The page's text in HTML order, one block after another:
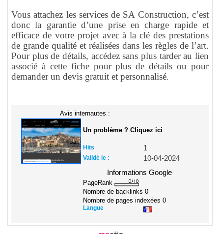
Vous attachez les services de SA Construction, c’est
donc la garantie d’une prise en charge rapide et
efficace de votre projet avec à la clé des prestations
de grande qualité et réalisées dans les règles de l’art.
Pour plus de détails, accédez sans plus tarder au lien
associé à cette fiche pour plus de détails ou pour
demander un devis gratuit et personnalisé.
Avis internautes :
Un problème ? Cliquez ici
Hits 1
Validé le :
10-04-2024
Informations Google
PageRank
Nombre de backlinks 0
Nombre de pages indexées 0
Langue